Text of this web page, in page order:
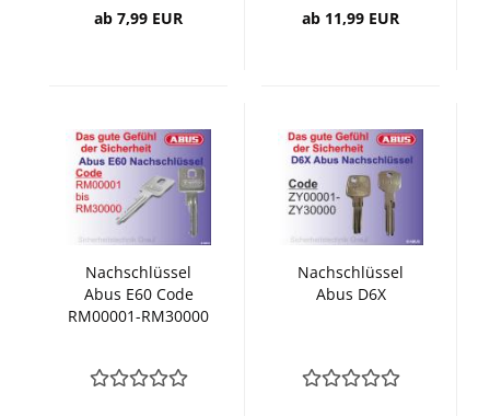
ab 7,99 EUR ab 11,99 EUR
Nachschlüssel
Abus E60 Code
RM00001-RM30000
Nachschlüssel
Abus D6X